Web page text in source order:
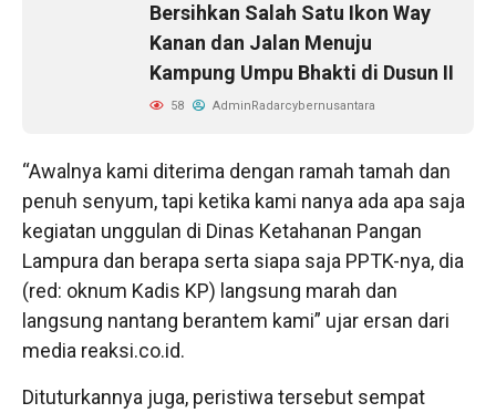
Bersihkan Salah Satu Ikon Way
Kanan dan Jalan Menuju
Kampung Umpu Bhakti di Dusun II
58 AdminRadarcybernusantara
“Awalnya kami diterima dengan ramah tamah dan
penuh senyum, tapi ketika kami nanya ada apa saja
kegiatan unggulan di Dinas Ketahanan Pangan
Lampura dan berapa serta siapa saja PPTK-nya, dia
(red: oknum Kadis KP) langsung marah dan
langsung nantang berantem kami” ujar ersan dari
media reaksi.co.id.
Dituturkannya juga, peristiwa tersebut sempat